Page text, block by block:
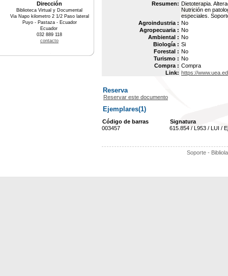
Resumen: Dietoterapia.
Nutrición en
especiales.
Agroindustria : No
Agropecuaria : No
Ambiental : No
Biología : Si
Forestal : No
Turismo : No
Compra : Compra
Link: https://
Reserva
Reservar este documento
Ejemplares(1)
Código de barras
Signatura
003457
615.854 / L953 / LUI /
Soporte -
Dirección
Biblioteca Virtual y Documental
Via Napo kilometro 2 1/2 Paso lateral
Puyo - Pastaza - Ecuador
Ecuador
032 889 118
contacto